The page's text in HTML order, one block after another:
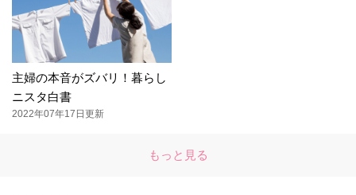
主婦の本音がズバリ！暮らし
ニスタ白書
2022年07年17日更新
もっと見る